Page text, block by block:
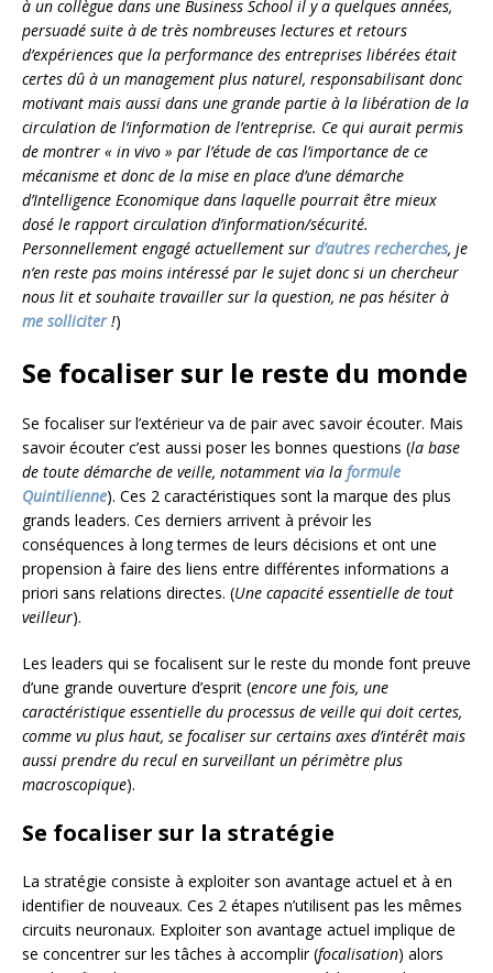
à un collègue dans une Business School il y a quelques années,
persuadé suite à de très nombreuses lectures et retours
d’expériences que la performance des entreprises libérées était
certes dû à un management plus naturel, responsabilisant donc
motivant mais aussi dans une grande partie à la libération de la
circulation de l’information de l’entreprise. Ce qui aurait permis
de montrer « in vivo » par l’étude de cas l’importance de ce
mécanisme et donc de la mise en place d’une démarche
d’Intelligence Economique dans laquelle pourrait être mieux
dosé le rapport circulation d’information/sécurité.
Personnellement engagé actuellement sur d’autres recherches, je
n’en reste pas moins intéressé par le sujet donc si un chercheur
nous lit et souhaite travailler sur la question, ne pas hésiter à
me solliciter!)
Se focaliser sur le reste du monde
Se focaliser sur l’extérieur va de pair avec savoir écouter. Mais
savoir écouter c’est aussi poser les bonnes questions (la base
de toute démarche de veille, notamment via la formule
Quintilienne). Ces 2 caractéristiques sont la marque des plus
grands leaders. Ces derniers arrivent à prévoir les
conséquences à long termes de leurs décisions et ont une
propension à faire des liens entre différentes informations a
priori sans relations directes. (Une capacité essentielle de tout
veilleur).
Les leaders qui se focalisent sur le reste du monde font preuve
d’une grande ouverture d’esprit (encore une fois, une
caractéristique essentielle du processus de veille qui doit certes,
comme vu plus haut, se focaliser sur certains axes d’intérêt mais
aussi prendre du recul en surveillant un périmètre plus
macroscopique).
Se focaliser sur la stratégie
La stratégie consiste à exploiter son avantage actuel et à en
identifier de nouveaux. Ces 2 étapes n’utilisent pas les mêmes
circuits neuronaux. Exploiter son avantage actuel implique de
se concentrer sur les tâches à accomplir (focalisation) alors